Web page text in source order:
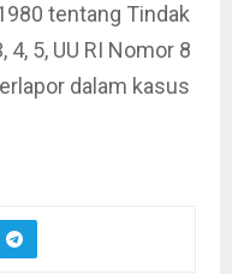
tentang Tindak
4, 5, UU RI Nomor 8
dalam kasus